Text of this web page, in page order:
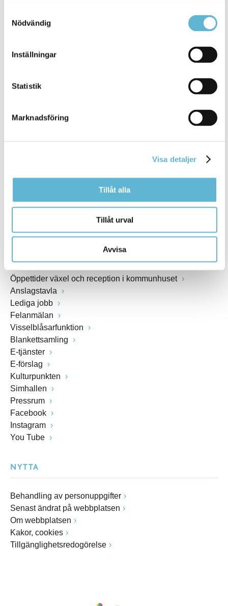
Nödvändig
Inställningar
Statistik
Marknadsföring
Visa detaljer
Tillåt alla
Tillåt urval
Avvisa
KONTAKT
Besöksadress
Box 18, 295 21 Bromölla
Fax: 0456-82 22 00
Öppettider växel och reception i kommunhuset
Anslagstavla
Lediga jobb
Felanmälan
Visselblåsarfunktion
Blankettsamling
E-tjänster
E-förslag
Kulturpunkten
Simhallen
Pressrum
Facebook
Instagram
You Tube
NYTTA
Behandling av personuppgifter
Senast ändrat på webbplatsen
Om webbplatsen
Kakor, cookies
Tillgänglighetsredogörelse